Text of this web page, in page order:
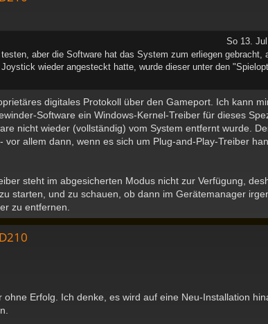
So 13.
aber die Software hat das System zum erliegen gebracht,
wieder angesteckt hatte, wurde dieser unter den
digitales Protokoll über den Gameport. Ich kann
Software ein Windows-Kernel-Treiber für dieses
nicht wieder (vollständig) vom System entfernt wurde.
allem dann, wenn es sich um Plug-and-Play-Treiber
steht im abgesicherten Modus nicht zur Verfügung,
starten, und zu schauen, ob dann im Gerätemanager
zu entfernen.
Erfolg. Ich denke, es wird auf eine Neu-Installation